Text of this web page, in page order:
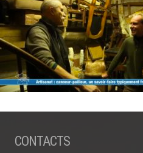
CONTACTS